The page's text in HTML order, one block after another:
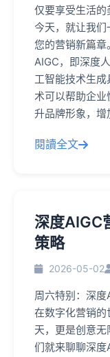
仅要享受生活的
今天，就让我们
您的营销新篇
AIGC，即深度
工智能技术生
术可以帮助企
升品牌形象，增
閱讀全文
深度AIGC
策略
2026-05-02
周六特别：深
在数字化营销
天，更是创意
们就来聊聊深度